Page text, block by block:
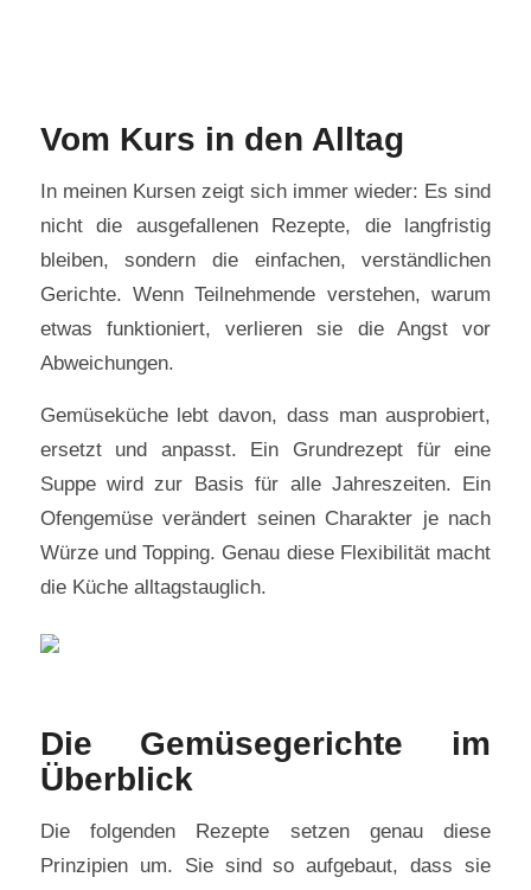
Vom Kurs in den Alltag
In meinen Kursen zeigt sich immer wieder: Es sind
nicht die ausgefallenen Rezepte, die langfristig
bleiben, sondern die einfachen, verständlichen
Gerichte. Wenn Teilnehmende verstehen, warum
etwas funktioniert, verlieren sie die Angst vor
Abweichungen.
Gemüseküche lebt davon, dass man ausprobiert,
ersetzt und anpasst. Ein Grundrezept für eine
Suppe wird zur Basis für alle Jahreszeiten. Ein
Ofengemüse verändert seinen Charakter je nach
Würze und Topping. Genau diese Flexibilität macht
die Küche alltagstauglich.
Die Gemüsegerichte im
Überblick
Die folgenden Rezepte setzen genau diese
Prinzipien um. Sie sind so aufgebaut, dass sie